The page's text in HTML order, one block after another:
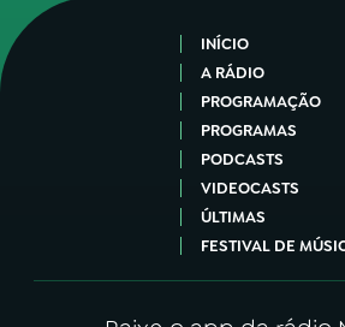
INÍCIO
A RÁDIO
PROGRAMAÇÃO
PROGRAMAS
PODCASTS
VIDEOCASTS
ÚLTIMAS
FESTIVAL DE